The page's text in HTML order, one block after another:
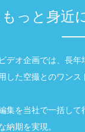
っと身近
デオ企画では、長
した空撮とのワン
集を当社で一括して
納期を実現。